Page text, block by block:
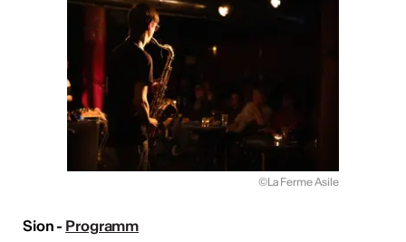
©La Ferme Asile
Sion - Programm